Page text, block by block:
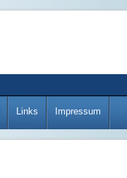
Links Impressum